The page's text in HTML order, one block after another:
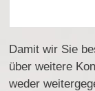
Damit wir Sie
über weitere
weder